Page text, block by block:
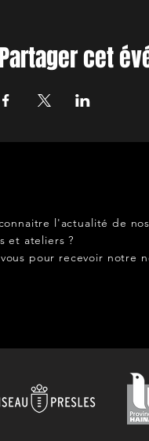
Partager cet
l'actualité de
et ateliers ?
pour recevoir notre